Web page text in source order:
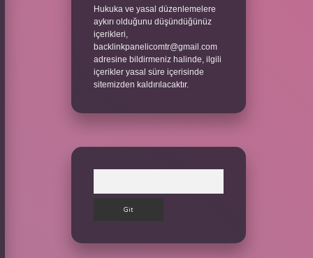
Hukuka ve yasal düzenlemelere
aykırı olduğunu düşündüğünüz
içerikleri,
backlinkpanelicomtr@gmail.com
adresine bildirmeniz halinde, ilgili
içerikler yasal süre içerisinde
sitemizden kaldırılacaktır.